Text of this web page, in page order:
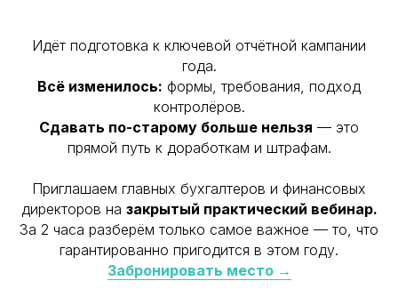
Идёт подготовка к ключевой отчётной кампании
года.
Всё изменилось: формы, требования, подход
контролёров.
Сдавать по-старому больше нельзя — это
прямой путь к доработкам и штрафам.
Приглашаем главных бухгалтеров и финансовых
директоров на закрытый практический вебинар.
За 2 часа разберём только самое важное — то, что
гарантированно пригодится в этом году.
Забронировать место →